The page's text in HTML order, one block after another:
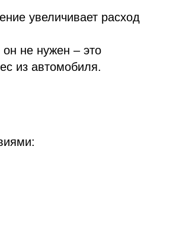
увеличивает расход
не нужен – это
из автомобиля.